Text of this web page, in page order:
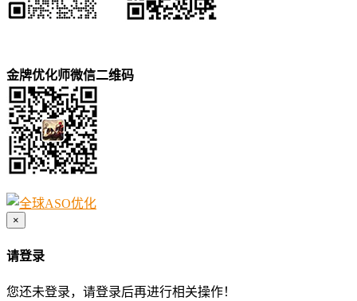
金牌优化师微信二维码
×
请登录
您还未登录，请登录后再进行相关操作！